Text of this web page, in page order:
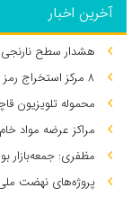
آخرین اخبار
هشدار سطح نارنجی
۸ مرکز استخراج رمز ارز در عسلویه متلاشی شد
محموله تلویزیون
مراکز عرضه مواد
مظفری: جمعه‌بازار
پروژه‌های نهضت